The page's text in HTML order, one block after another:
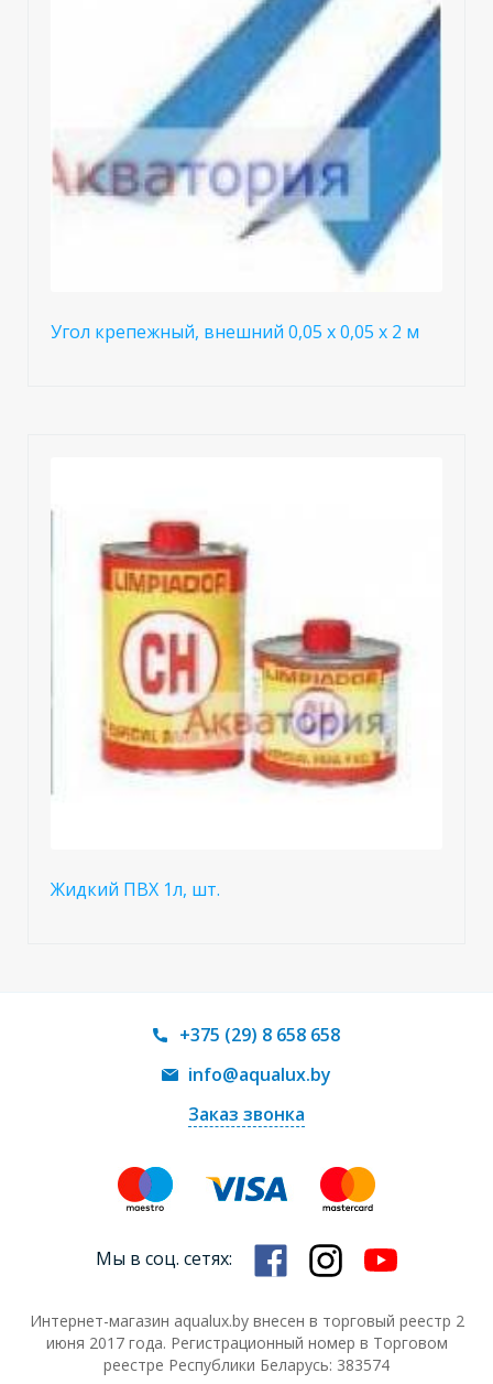
Угол крепежный, внешний 0,05 х 0,05 х 2 м
Жидкий ПВХ 1л, шт.
+375 (29) 8 658 658
info@aqualux.by
Заказ звонка
Мы в соц. сетях:
Интернет-магазин aqualux.by внесен в торговый реестр 2
июня 2017 года. Регистрационный номер в Торговом
реестре Республики Беларусь: 383574